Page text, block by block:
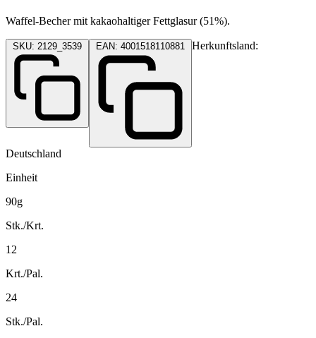
Waffel-Becher mit kakaohaltiger Fettglasur (51%).
Herkunftsland:
Deutschland
Einheit
90g
Stk./Krt.
12
Krt./Pal.
24
Stk./Pal.